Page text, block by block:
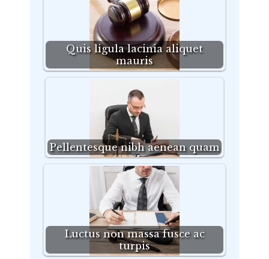
Quis ligula lacinia aliquet
mauris
Pellentesque nibh aenean quam
Luctus non massa fusce ac
turpis